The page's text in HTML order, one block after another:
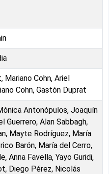
Mariano Cohn, Ariel
Cohn, Gastón Duprat
Antonópulos, Joaquín
Guerrero, Alan Sabbagh,
Mayte Rodríguez, María
Barón, María del Cerro,
Anna Favella, Yayo Guridi,
Diego Pérez, Nicolás